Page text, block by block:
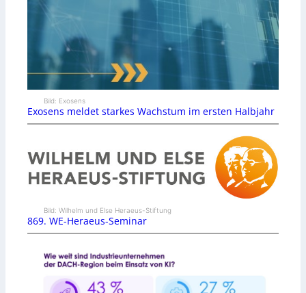
Bild: Exosens
Exosens meldet starkes Wachstum im ersten Halbjahr
Bild: Wilhelm und Else Heraeus-Stiftung
869. WE-Heraeus-Seminar